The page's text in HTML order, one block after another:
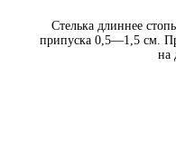
Стелька длиннее
припуска 0,5—1,5 см.
на